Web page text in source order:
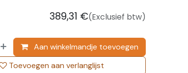
Aan winkelmandje toevoegen
Toevoegen aan verlanglijst
389,31 €(Exclusief btw)